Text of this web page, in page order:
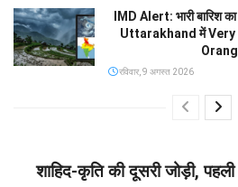
IMD Alert: भारी बारिश
Uttarakhand में Very
रविवार, 9 अगस्त 2026
शाहिद-कृति की दूसरी जोड़ी,